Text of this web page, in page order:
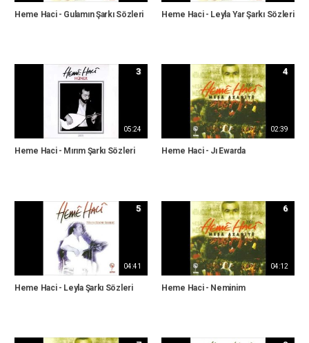
Heme Haci - Gulamın Şarkı Sözleri Heme Haci - Leyla Yar Şarkı Sözleri
05:24
3
Heme Haci - Mırım Şarkı Sözleri
02:39
4
Heme Haci - Jı Ewarda
04:41
5
Heme Haci - Leyla Şarkı Sözleri
04:12
6
Heme Haci - Neminim